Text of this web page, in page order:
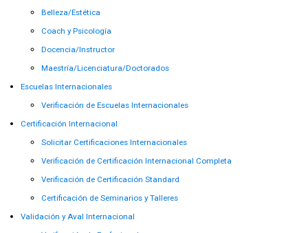
Belleza/Estética
Coach y Psicología
Docencia/Instructor
Maestría/Licenciatura/Doctorados
Escuelas Internacionales
Verificación de Escuelas Internacionales
Certificación Internacional
Solicitar Certificaciones Internacionales
Verificación de Certificación Internacional Completa
Verificación de Certificación Standard
Certificación de Seminarios y Talleres
Validación y Aval Internacional